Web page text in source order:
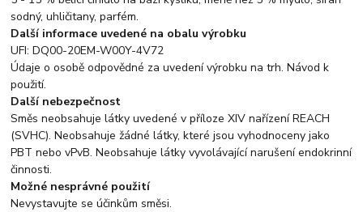
sodný, uhličitany, parfém.
Další informace uvedené na obalu výrobku
UFI: DQ00-20EM-W00Y-4V72
Údaje o osobě odpovědné za uvedení výrobku na trh. Návod k
použití.
Další nebezpečnost
Směs neobsahuje látky uvedené v příloze XIV nařízení REACH
(SVHC). Neobsahuje žádné látky, které jsou vyhodnoceny jako
PBT nebo vPvB. Neobsahuje látky vyvolávající narušení endokrinní
činnosti.
Možné nesprávné použití
Nevystavujte se účinkům směsi.